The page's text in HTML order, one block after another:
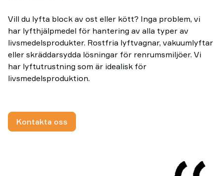
Vill du lyfta block av ost eller kött? Inga problem, vi
har lyfthjälpmedel för hantering av alla typer av
livsmedelsprodukter. Rostfria lyftvagnar, vakuumlyftar
eller skräddarsydda lösningar för renrumsmiljöer. Vi
har lyftutrustning som är idealisk för
livsmedelsproduktion.
Kontakta oss